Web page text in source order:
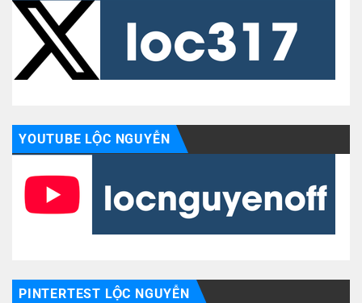
YOUTUBE LỘC NGUYỄN
PINTERTEST LỘC NGUYỄN